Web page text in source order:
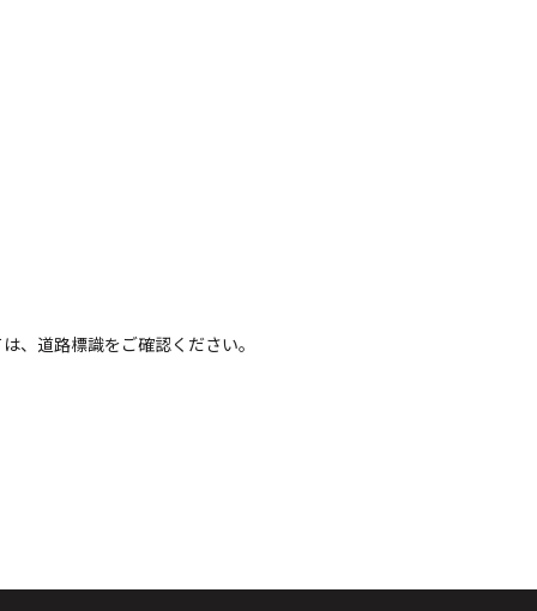
、道路標識をご確認ください。